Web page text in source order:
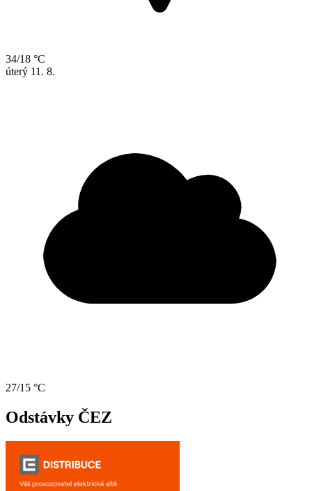
34/18 °C
úterý 11. 8.
27/15 °C
Odstávky ČEZ